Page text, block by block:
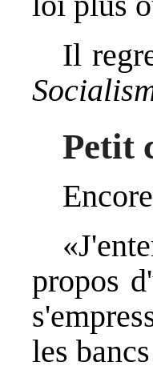
Il
Petit
propos
les